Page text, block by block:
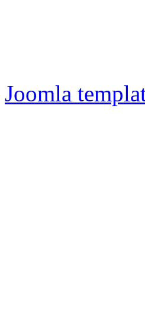
Joomla